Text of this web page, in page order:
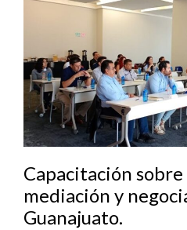
Capacitación
mediación y
Guanajuato.